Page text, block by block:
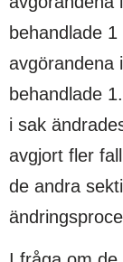
behandlade
avgörandena
behandlade
i sak
avgjort fler
de andra